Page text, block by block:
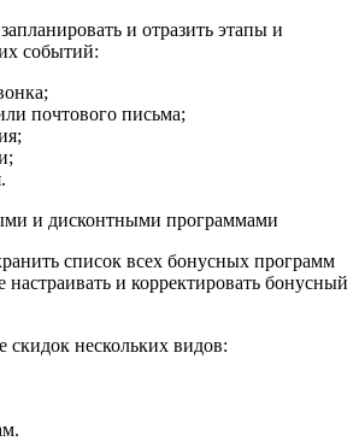
и отразить этапы и
событий:
почтового письма;
и дисконтными программами
список всех бонусных программ
настраивать и корректировать бонусный
скидок нескольких видов: